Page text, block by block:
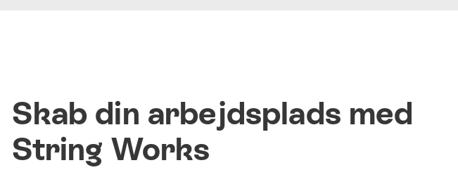
Skab din arbejdsplads med
String Works